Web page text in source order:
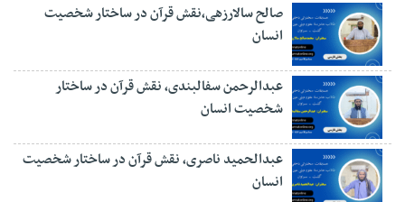
صالح سالارزهی،‌نقش قرآن در ساختار شخصیت
انسان
عبدالرحمن سفالبندی، نقش قرآن در ساختار
شخصیت انسان
عبدالحمید ناصری، نقش قرآن در ساختار شخصیت
انسان